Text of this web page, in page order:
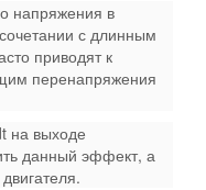
напряжения в
с длинным
приводят к
перенапряжения
на выходе
данный эффект, а